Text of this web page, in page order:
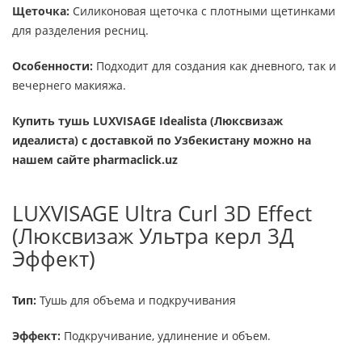
Щеточка: Силиконовая щеточка с плотными щетинками
для разделения ресниц.
Особенности: Подходит для создания как дневного, так и
вечернего макияжа.
Купить тушь LUXVISAGE Idealista (Люксвизаж
идеалиста) с доставкой по Узбекистану можно на
нашем сайте pharmaclick.uz
LUXVISAGE Ultra Curl 3D Effect
(Люксвизаж Ультра керл 3Д
Эффект)
Тип: Тушь для объема и подкручивания
Эффект: Подкручивание, удлинение и объем.